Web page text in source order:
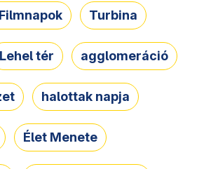
Turbina
Lehel tér agglomeráció
halottak napja
Élet Menete